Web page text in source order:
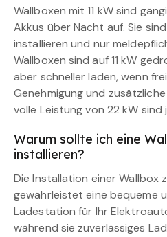
Wallboxen mit 11 kW sind
Akkus über Nacht auf. Sie
installieren und nur
Wallboxen sind auf 11 kW
aber schneller laden, wenn
Genehmigung und
volle Leistung von 22 kW sind
Warum sollte ich eine
installieren?
Die Installation einer Wallbox
gewährleistet eine bequeme
Ladestation für Ihr
während sie zuverlässiges